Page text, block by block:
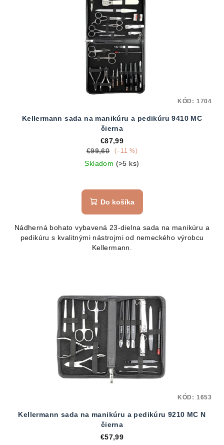
Kellermann sada na manikúru a pedikúru 9410 MC
čierna
€87,99
€99,60
(–11 %)
Skladom (>5 ks)
Do košíka
Nádherná bohato vybavená 23-dielna sada na manikúru a
pedikúru s kvalitnými nástrojmi od nemeckého výrobcu
Kellermann.
KÓD: 1704
Kellermann sada na manikúru a pedikúru 9210 MC N
čierna
€57,99
KÓD: 1653